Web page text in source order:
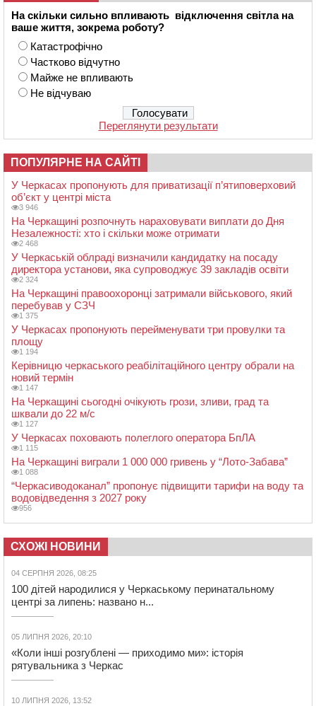
На скільки сильно впливають відключення світла на
ваше життя, зокрема роботу?
Катастрофічно
Частково відчутно
Майже не впливають
Не відчуваю
Переглянути результати
ПОПУЛЯРНЕ НА САЙТІ
У Черкасах пропонують для приватизації п’ятиповерховий
об’єкт у центрі міста
3 946
На Черкащині розпочнуть нараховувати виплати до Дня
Незалежності: хто і скільки може отримати
2 468
У Черкаській облраді визначили кандидатку на посаду
директора установи, яка супроводжує 39 закладів освіти
2 324
На Черкащині правоохоронці затримали військового, який
перебував у СЗЧ
1 375
У Черкасах пропонують перейменувати три провулки та
площу
1 194
Керівницю черкаського реабілітаційного центру обрали на
новий термін
1 147
На Черкащині сьогодні очікують грози, зливи, град та
шквали до 22 м/с
1 127
У Черкасах поховають полеглого оператора БпЛА
1 115
На Черкащині виграли 1 000 000 гривень у “Лото-Забава”
1 088
“Черкасиводоканал” пропонує підвищити тарифи на воду та
водовідведення з 2027 року
956
СХОЖІ НОВИНИ
04 СЕРПНЯ 2026, 08:25
100 дітей народилися у Черкаському перинатальному
центрі за липень: названо н...
05 ЛИПНЯ 2026, 20:10
«Коли інші розгублені — приходимо ми»: історія
рятувальника з Черкас
10 ЛИПНЯ 2026, 13:52